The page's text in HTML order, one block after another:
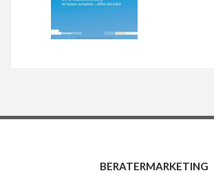
BERATERMARKETING